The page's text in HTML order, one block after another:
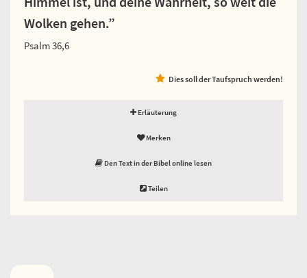
Wolken gehen.”
Psalm 36,6
Dies soll der Taufspruch werden!
Erläuterung
Merken
Den Text in der Bibel online lesen
Teilen